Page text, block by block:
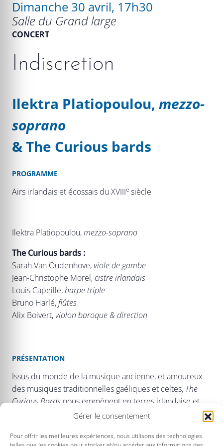
Gérer le consentement
Pour offrir les meilleures expériences, nous utilisons des technologies
Dimanche 30 avril, 17h30
Salle du Grand large
CONCERT
Indiscretion
Ilektra Platiopoulou, mezzo-
soprano
& The Curious bards
PROGRAMME
Airs irlandais et écossais du XVIIIe siècle
Ilektra Platiopoulou,mezzo-soprano
The Curious bards :
Sarah Van Oudenhove,viole de gambe
Jean-Christophe Morel,cistre irlandais
Louis Capeille,harpe triple
Bruno Harlé,flûtes
Alix Boivert,violon baroque & direction
PRÉSENTATION
Issus du monde de la musique ancienne, et amoureux
des musiques traditionnelles gaéliques et celtes, The
Curious Bards nous emmènent en terres irlandaise et
écossaise avec des danses au caractère bien trempé et
certaines en gaélique, interprétées par la chanteuse